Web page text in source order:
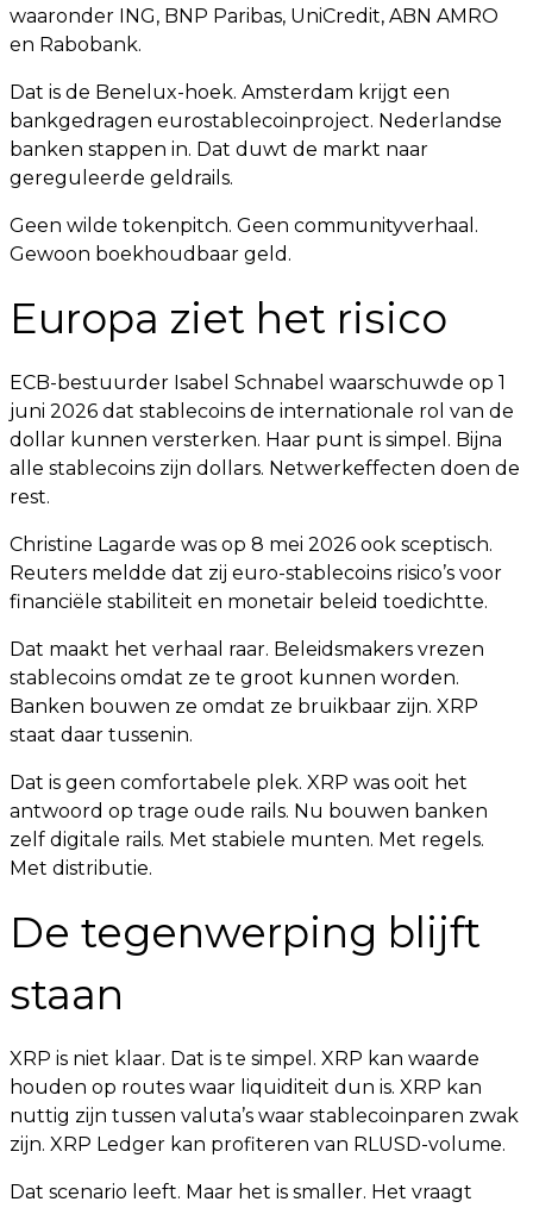
waaronder ING, BNP Paribas, UniCredit, ABN AMRO
en Rabobank.
Dat is de Benelux-hoek. Amsterdam krijgt een
bankgedragen eurostablecoinproject. Nederlandse
banken stappen in. Dat duwt de markt naar
gereguleerde geldrails.
Geen wilde tokenpitch. Geen communityverhaal.
Gewoon boekhoudbaar geld.
Europa ziet het risico
ECB-bestuurder Isabel Schnabel waarschuwde op 1
juni 2026 dat stablecoins de internationale rol van de
dollar kunnen versterken. Haar punt is simpel. Bijna
alle stablecoins zijn dollars. Netwerkeffecten doen de
rest.
Christine Lagarde was op 8 mei 2026 ook sceptisch.
Reuters meldde dat zij euro-stablecoins risico’s voor
financiële stabiliteit en monetair beleid toedichtte.
Dat maakt het verhaal raar. Beleidsmakers vrezen
stablecoins omdat ze te groot kunnen worden.
Banken bouwen ze omdat ze bruikbaar zijn. XRP
staat daar tussenin.
Dat is geen comfortabele plek. XRP was ooit het
antwoord op trage oude rails. Nu bouwen banken
zelf digitale rails. Met stabiele munten. Met regels.
Met distributie.
De tegenwerping blijft
staan
XRP is niet klaar. Dat is te simpel. XRP kan waarde
houden op routes waar liquiditeit dun is. XRP kan
nuttig zijn tussen valuta’s waar stablecoinparen zwak
zijn. XRP Ledger kan profiteren van RLUSD-volume.
Dat scenario leeft. Maar het is smaller. Het vraagt